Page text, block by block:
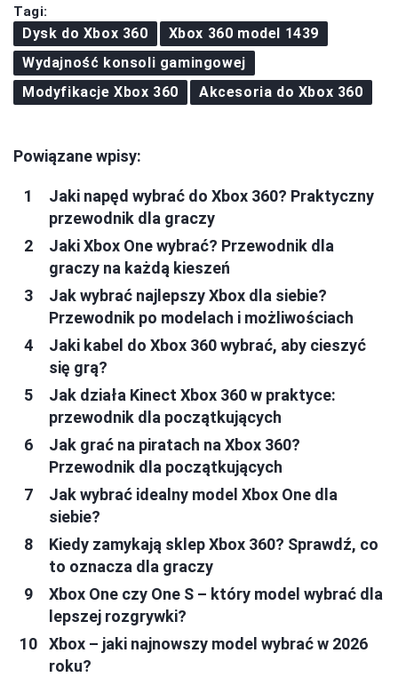
Tagi:
Dysk do Xbox 360
Xbox 360 model 1439
Wydajność konsoli gamingowej
Modyfikacje Xbox 360
Akcesoria do Xbox 360
Powiązane wpisy:
Jaki napęd wybrać do Xbox 360? Praktyczny
przewodnik dla graczy
Jaki Xbox One wybrać? Przewodnik dla
graczy na każdą kieszeń
Jak wybrać najlepszy Xbox dla siebie?
Przewodnik po modelach i możliwościach
Jaki kabel do Xbox 360 wybrać, aby cieszyć
się grą?
Jak działa Kinect Xbox 360 w praktyce:
przewodnik dla początkujących
Jak grać na piratach na Xbox 360?
Przewodnik dla początkujących
Jak wybrać idealny model Xbox One dla
siebie?
Kiedy zamykają sklep Xbox 360? Sprawdź, co
to oznacza dla graczy
Xbox One czy One S – który model wybrać dla
lepszej rozgrywki?
Xbox – jaki najnowszy model wybrać w 2026
roku?